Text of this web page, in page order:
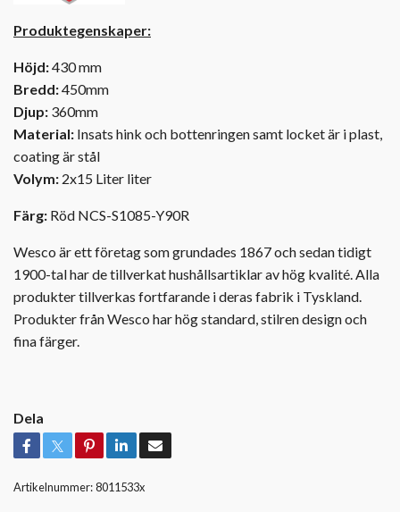
Produktegenskaper:
Höjd:430 mm
Bredd:450mm
Djup: 360mm
Material: Insats hink och bottenringen samt locket är i plast,
coating är stål
Volym: 2x15 Liter liter
Färg: Röd NCS-S1085-Y90R
Wesco är ett företag som grundades 1867 och sedan tidigt
1900-tal har de tillverkat hushållsartiklar av hög kvalité. Alla
produkter tillverkas fortfarande i deras fabrik i Tyskland.
Produkter från Wesco har hög standard, stilren design och
fina färger.
Dela
Artikelnummer:8011533x